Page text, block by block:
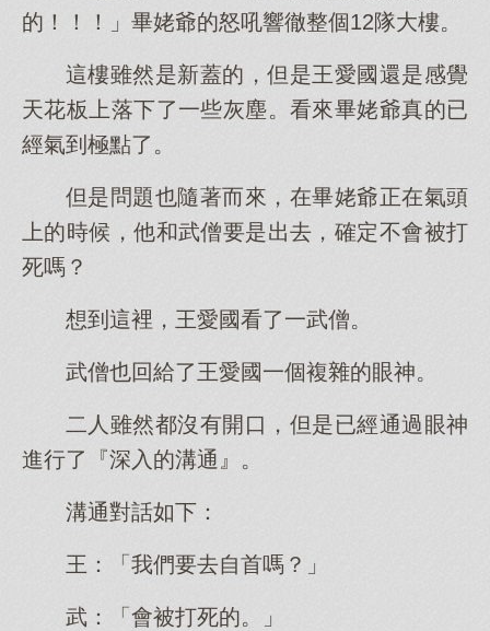
的！！！」畢姥爺的怒吼響徹整個12隊大樓。
這樓雖然是新蓋的，但是王愛國還是感覺
天花板上落下了一些灰塵。看來畢姥爺真的已
經氣到極點了。
但是問題也隨著而來，在畢姥爺正在氣頭
上的時候，他和武僧要是出去，確定不會被打
死嗎？
想到這裡，王愛國看了一武僧。
武僧也回給了王愛國一個複雜的眼神。
二人雖然都沒有開口，但是已經通過眼神
進行了『深入的溝通』。
溝通對話如下：
王：「我們要去自首嗎？」
武：「會被打死的。」